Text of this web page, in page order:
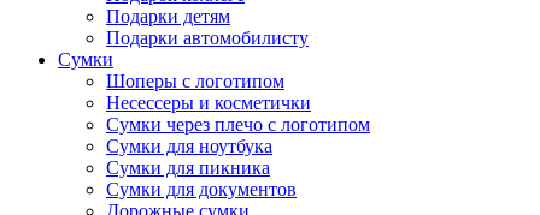
Подарки детям
Подарки автомобилисту
Сумки
Шоперы с логотипом
Несессеры и косметички
Сумки через плечо с логотипом
Сумки для ноутбука
Сумки для пикника
Сумки для документов
Дорожные сумки